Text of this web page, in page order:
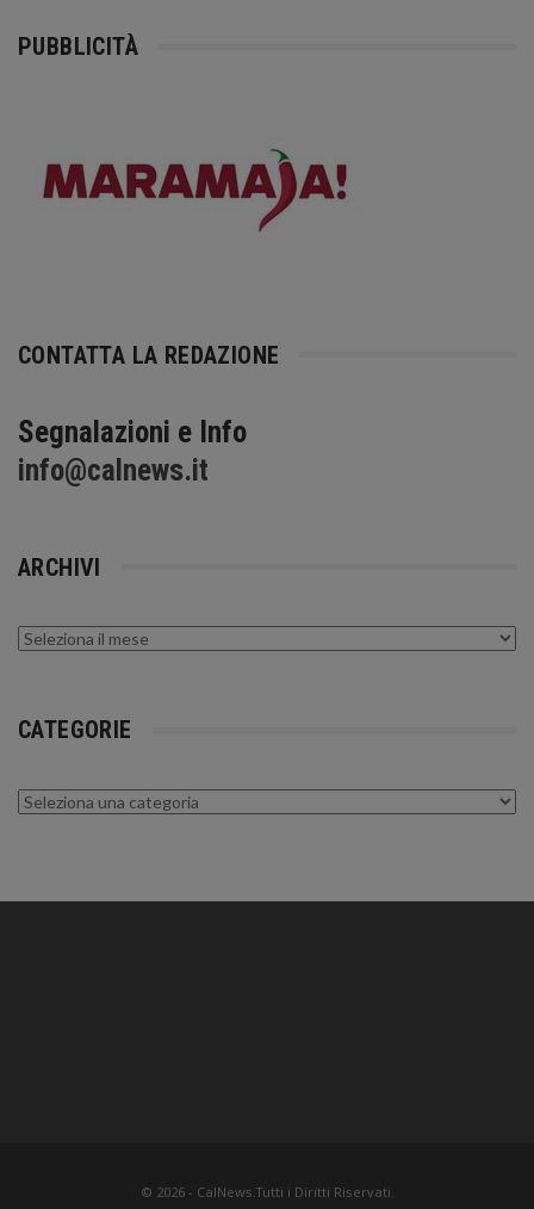
PUBBLICITÀ
CONTATTA LA REDAZIONE
Segnalazioni e Info
info@calnews.it
ARCHIVI
Archivi
CATEGORIE
Categorie
© 2026 - CalNews.Tutti i Diritti Riservati.